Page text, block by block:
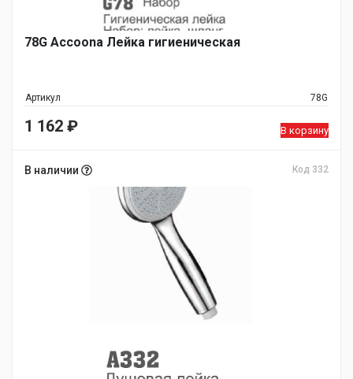
78G Accoona Лейка гигиеническая
Артикул 78G
1 162 ₽ В корзину
В наличии Код 332